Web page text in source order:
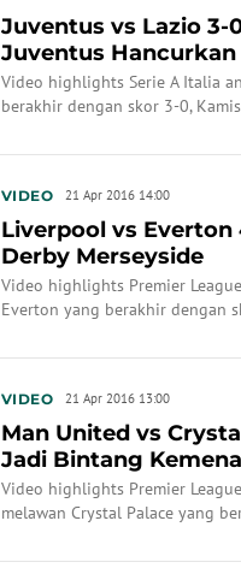
Juventus vs Lazio 3-
Juventus Hancurkan
Video highlights Serie A Italia
berakhir dengan skor 3-0,
VIDEO 21 Apr 2016 14:00
Liverpool vs Everton
Derby Merseyside
Video highlights Premier
Everton yang berakhir dengan
VIDEO 21 Apr 2016 13:00
Man United vs
Jadi Bintang
Video highlights Premier
melawan Crystal Palace yang